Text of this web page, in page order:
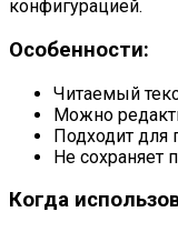
конфигурацией.
Особенности:
Читаемый
Можно
Подходит для
Не сохраняет
Когда